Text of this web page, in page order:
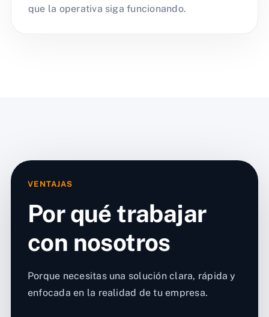
que la operativa siga funcionando.
VENTAJAS
Por qué trabajar
con nosotros
Porque necesitas una solución clara, rápida y
enfocada en la realidad de tu empresa.